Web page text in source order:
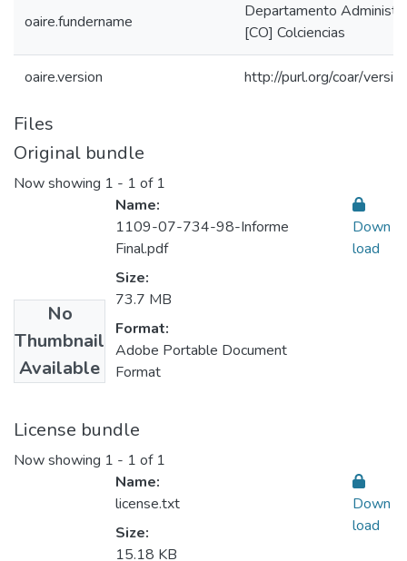
oaire.fundername
Departamento
[CO] Colciencias
oaire.version http://purl.org/coar/
Files
Original bundle
Now showing 1 - 1 of 1
No
Thumbnail
Available
Name:
1109-07-734-98-Informe
Final.pdf
Size:
73.7 MB
Format:
Adobe Portable Document
Format
Down
load
License bundle
Now showing 1 - 1 of 1
Name:
license.txt
Size:
15.18 KB
Down
load